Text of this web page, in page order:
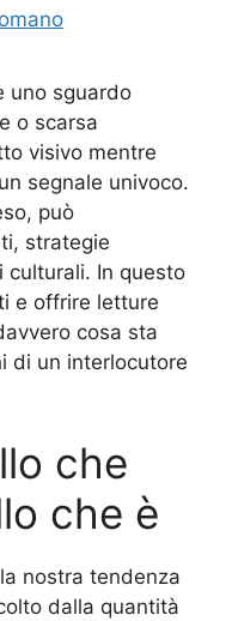
uno sguardo
o scarsa
visivo mentre
segnale univoco.
può
strategie
culturali. In questo
e offrire letture
cosa sta
di un interlocutore
che
che è
nostra tendenza
dalla quantità